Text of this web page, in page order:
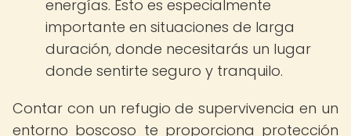
energías. Esto es especialmente
importante en situaciones de larga
duración, donde necesitarás un lugar
donde sentirte seguro y tranquilo.
Contar con un refugio de supervivencia en un
entorno boscoso te proporciona protección